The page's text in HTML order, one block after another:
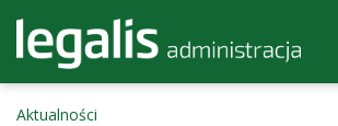
Aktualności